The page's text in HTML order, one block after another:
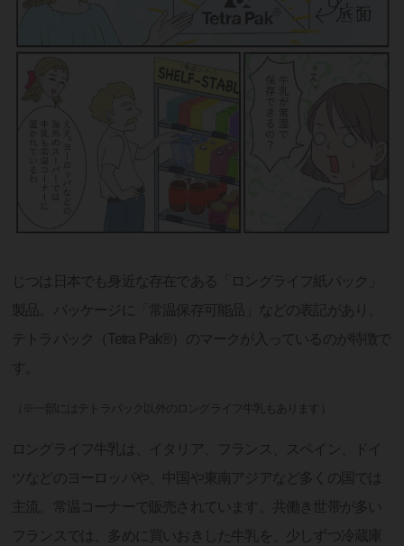
じつは日本でも身近な存在である「ロングライフ紙パック」
製品。パッケージに「常温保存可能品」などの表記があり、
テトラパック（Tetra Pak®）のマークが入っているのが特徴で
す。
（※一部にはテトラパック以外のロングライフ牛乳もあります）
ロングライフ牛乳は、イタリア、フランス、スペイン、ドイ
ツなどのヨーロッパや、中国や東南アジアなど多くの国では
主流。常温コーナーで販売されています。共働き世帯が多い
フランスでは、多めに買いおきした牛乳を、少しずつ冷蔵庫